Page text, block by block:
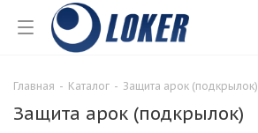
Главная - Каталог - Защита арок (подкрылок)
Защита арок (подкрылок)